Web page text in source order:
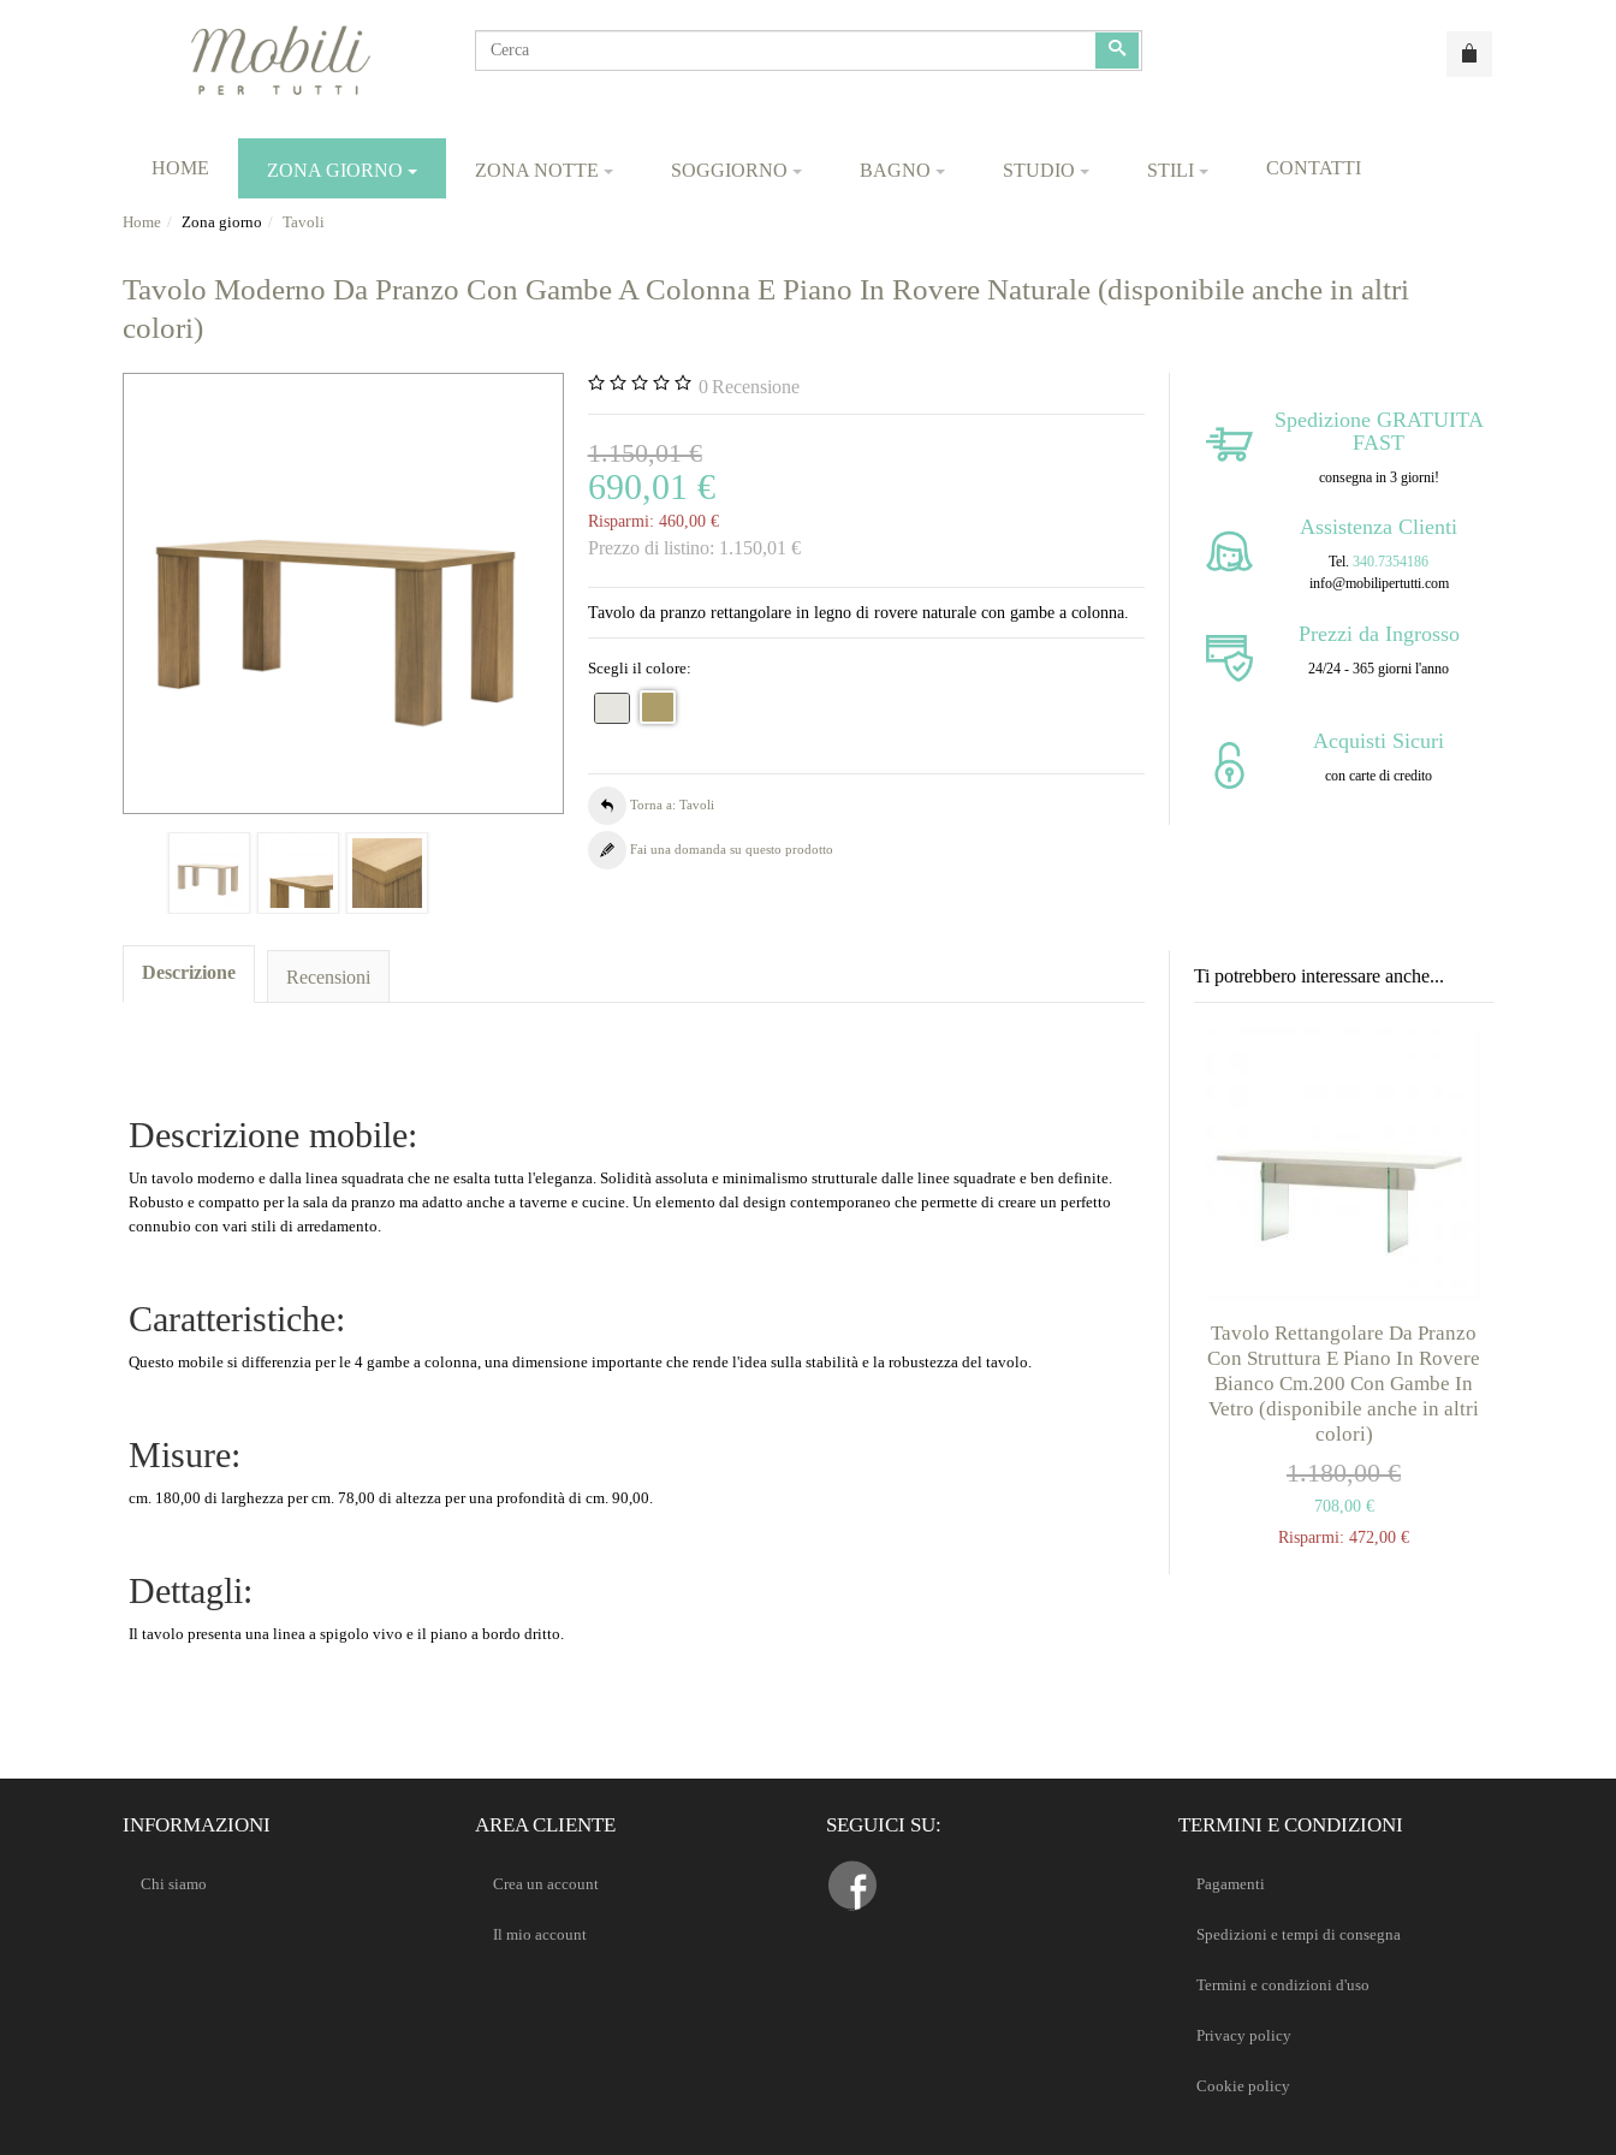
Cerca
Cerca
HOME ZONA GIORNO ZONA NOTTE SOGGIORNO BAGNO STUDIO STILI CONTATTI
Home Zona giorno Tavoli
Tavolo Moderno Da Pranzo Con Gambe A Colonna E Piano In Rovere Naturale (disponibile anche in altri
colori)
0 Recensione
1.150,01 €
690,01 €
Risparmi: 460,00 €
Prezzo di listino: 1.150,01 €
Tavolo da pranzo rettangolare in legno di rovere naturale con gambe a colonna.
Scegli il colore:
Torna a: Tavoli
Fai una domanda su questo prodotto
Spedizione GRATUITA
FAST
consegna in 3 giorni!
Assistenza Clienti
Tel.340.7354186
info@mobilipertutti.com
Prezzi da Ingrosso
24/24 - 365 giorni l'anno
Acquisti Sicuri
con carte di credito
Descrizione Recensioni
Descrizione mobile:
Un tavolo moderno e dalla linea squadrata che ne esalta tutta l'eleganza. Solidità assoluta e minimalismo strutturale dalle linee squadrate e ben definite.
Robusto e compatto per la sala da pranzo ma adatto anche a taverne e cucine. Un elemento dal design contemporaneo che permette di creare un perfetto
connubio con vari stili di arredamento.
Caratteristiche:
Questo mobile si differenzia per le 4 gambe a colonna, una dimensione importante che rende l'idea sulla stabilità e la robustezza del tavolo.
Misure:
cm. 180,00 di larghezza per cm. 78,00 di altezza per una profondità di cm. 90,00.
Dettagli:
Il tavolo presenta una linea a spigolo vivo e il piano a bordo dritto.
Ti potrebbero interessare anche...
Tavolo Rettangolare Da Pranzo
Con Struttura E Piano In Rovere
Bianco Cm.200 Con Gambe In
Vetro (disponibile anche in altri
colori)
1.180,00 €
708,00 €
Risparmi: 472,00 €
INFORMAZIONI
Chi siamo
AREA CLIENTE
Crea un account
Il mio account
SEGUICI SU: TERMINI E CONDIZIONI
Pagamenti
Spedizioni e tempi di consegna
Termini e condizioni d'uso
Privacy policy
Cookie policy